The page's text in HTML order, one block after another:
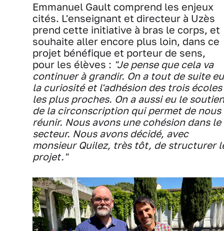
Emmanuel Gault comprend les enjeux
cités. L'enseignant et directeur à Uzès
prend cette initiative à bras le corps, et
souhaite aller encore plus loin, dans ce
projet bénéfique et porteur de sens,
pour les élèves : "Je pense que cela va
continuer à grandir. On a tout de suite eu
la curiosité et l'adhésion des trois écoles
les plus proches. On a aussi eu le soutien
de la circonscription qui permet de nous
réunir. Nous avons une cohésion dans le
secteur. Nous avons décidé, avec
monsieur Quilez, très tôt, de structurer
projet."